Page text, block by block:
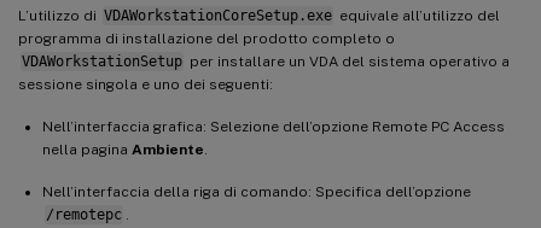
L’utilizzo di VDAWorkstationCoreSetup.exe equivale all’utilizzo del
programma di installazione del prodotto completo o
VDAWorkstationSetup per installare un VDA del sistema operativo a
sessione singola e uno dei seguenti:
Nell’interfaccia grafica: Selezione dell’opzione Remote PC Access
nella pagina Ambiente
Nell’interfaccia della riga di comando: Specifica dell’opzione
/remotepc